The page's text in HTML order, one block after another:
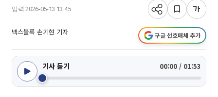
입력 2026-05-13 13:45
넥스블록 손기현 기자 구글 선호매체 추가
기사 듣기 00:00 / 01:53